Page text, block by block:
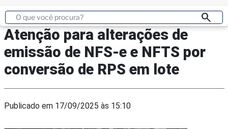
Buscar
no
site
search
Atenção para alterações de
emissão de NFS-e e NFTS por
conversão de RPS em lote
Publicado em 17/09/2025 às 15:10